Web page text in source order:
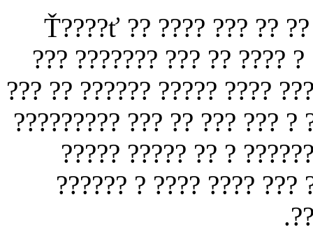
? ????????? ? ??? ??????? ????? Ť????ť ?? ???? ??? ??
??? ??????? ??? ?? ????
??? ?? ?????? ????? ????
????????? ??? ?? ??? ??? ?
????? ????? ?? ?
Ť????ť ??? ?? ??????